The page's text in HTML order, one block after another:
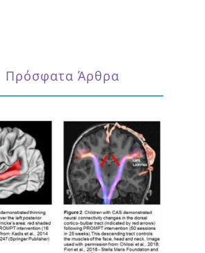
Πρόσφατα Άρθρα